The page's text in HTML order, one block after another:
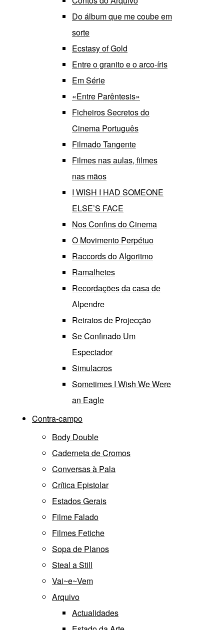
Do álbum que me coube em
sorte
Ecstasy of Gold
Entre o granito e o arco-íris
Em Série
«Entre Parêntesis»
Ficheiros Secretos do
Cinema Português
Filmado Tangente
Filmes nas aulas, filmes
nas mãos
I WISH I HAD SOMEONE
ELSE’S FACE
Nos Confins do Cinema
O Movimento Perpétuo
Raccords do Algoritmo
Ramalhetes
Recordações da casa de
Alpendre
Retratos de Projecção
Se Confinado Um
Espectador
Simulacros
Sometimes I Wish We Were
an Eagle
Contra-campo
Body Double
Caderneta de Cromos
Conversas à Pala
Crítica Epistolar
Estados Gerais
Filme Falado
Filmes Fetiche
Sopa de Planos
Steal a Still
Vai~e~Vem
Arquivo
Actualidades